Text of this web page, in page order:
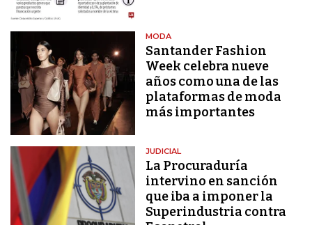
MODA
Santander Fashion
Week celebra nueve
años como una de las
plataformas de moda
más importantes
JUDICIAL
La Procuraduría
intervino en sanción
que iba a imponer la
Superindustria contra